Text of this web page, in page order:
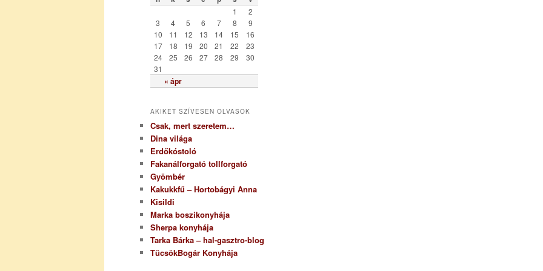
r
« ápr
1
2
3
4 5 6 7 8
9
10
11 12 13 14 15
16
17
18 19 20 21 22
23
24
25 26 27 28 29
30
31
AKIKET SZÍVESEN OLVASOK
Csak, mert szeretem…
Dina világa
Erdőkóstoló
Fakanálforgató tollforgató
Gyömbér
Kakukkfű – Hortobágyi Anna
Kisildi
Marka boszikonyhája
Sherpa konyhája
Tarka Bárka – hal-gasztro-blog
TücsökBogár Konyhája